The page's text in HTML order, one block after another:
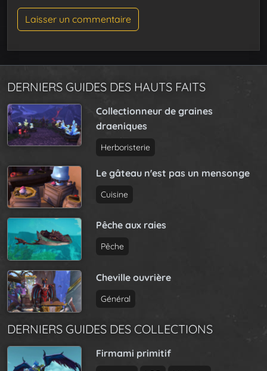
DERNIERS GUIDES DES HAUTS FAITS
Collectionneur de graines
draeniques
Herboristerie
Le gâteau n'est pas un mensonge
Cuisine
Pêche aux raies
Pêche
Cheville ouvrière
Général
DERNIERS GUIDES DES COLLECTIONS
Firmami primitif